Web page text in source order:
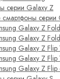
серии Galaxy Z
смартфоны серии
Galaxy Z
Galaxy Z
Galaxy Z Flip
Galaxy Z Flip
Galaxy Z Flip